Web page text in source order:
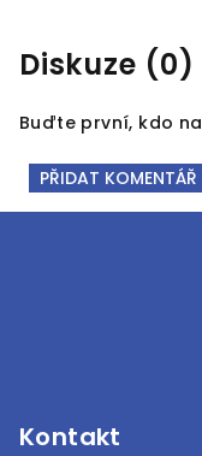
Diskuze (0)
Buďte první, kdo
PŘIDAT KOMENTÁŘ
Kontakt